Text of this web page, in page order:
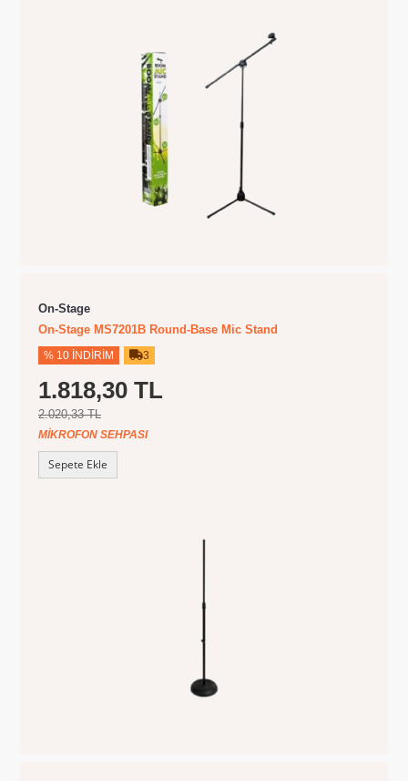
On-Stage
On-Stage MS7201B Round-Base Mic Stand
% 10 İNDIRIM 3
1.818,30 TL
2.020,33 TL
MIKROFON SEHPASI
Sepete Ekle